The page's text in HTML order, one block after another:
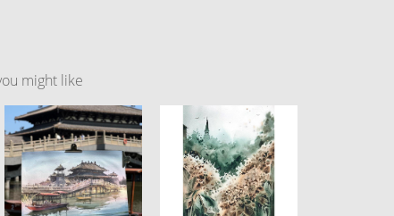
might like